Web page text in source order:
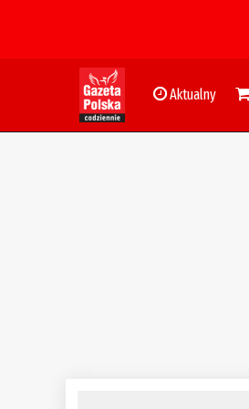
Aktualny